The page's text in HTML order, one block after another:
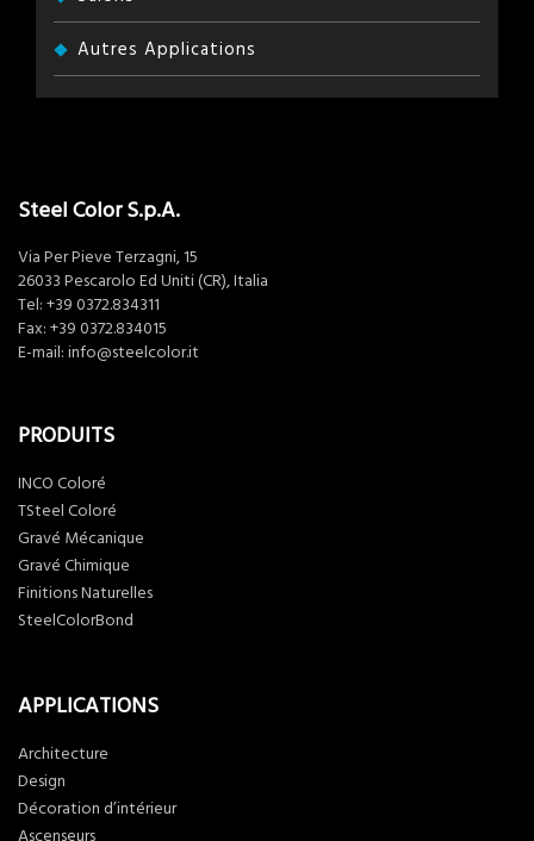
Autres Applications
Steel Color S.p.A.
Via Per Pieve Terzagni, 15
26033 Pescarolo Ed Uniti (CR), Italia
Tel: +39 0372.834311
Fax: +39 0372.834015
E-mail: info@steelcolor.it
PRODUITS
INCO Coloré
TSteel Coloré
Gravé Mécanique
Gravé Chimique
Finitions Naturelles
SteelColorBond
APPLICATIONS
Architecture
Design
Décoration d’intérieur